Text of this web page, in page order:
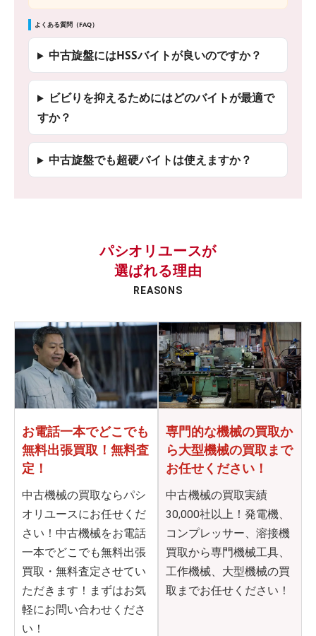
よくある質問（FAQ）
中古旋盤にはHSSバイトが良いのですか？
ビビりを抑えるためにはどのバイトが最適で
すか？
中古旋盤でも超硬バイトは使えますか？
パシオリユースが
選ばれる理由
REASONS
お電話一本でどこでも
無料出張買取！無料査
定！
中古機械の買取ならパシ
オリユースにお任せくだ
さい！中古機械をお電話
一本でどこでも無料出張
買取・無料査定させてい
ただきます！まずはお気
軽にお問い合わせくださ
い！
専門的な機械の買取か
ら大型機械の買取まで
お任せください！
中古機械の買取実績
30,000社以上！発電機、
コンプレッサー、溶接機
買取から専門機械工具、
工作機械、大型機械の買
取までお任せください！